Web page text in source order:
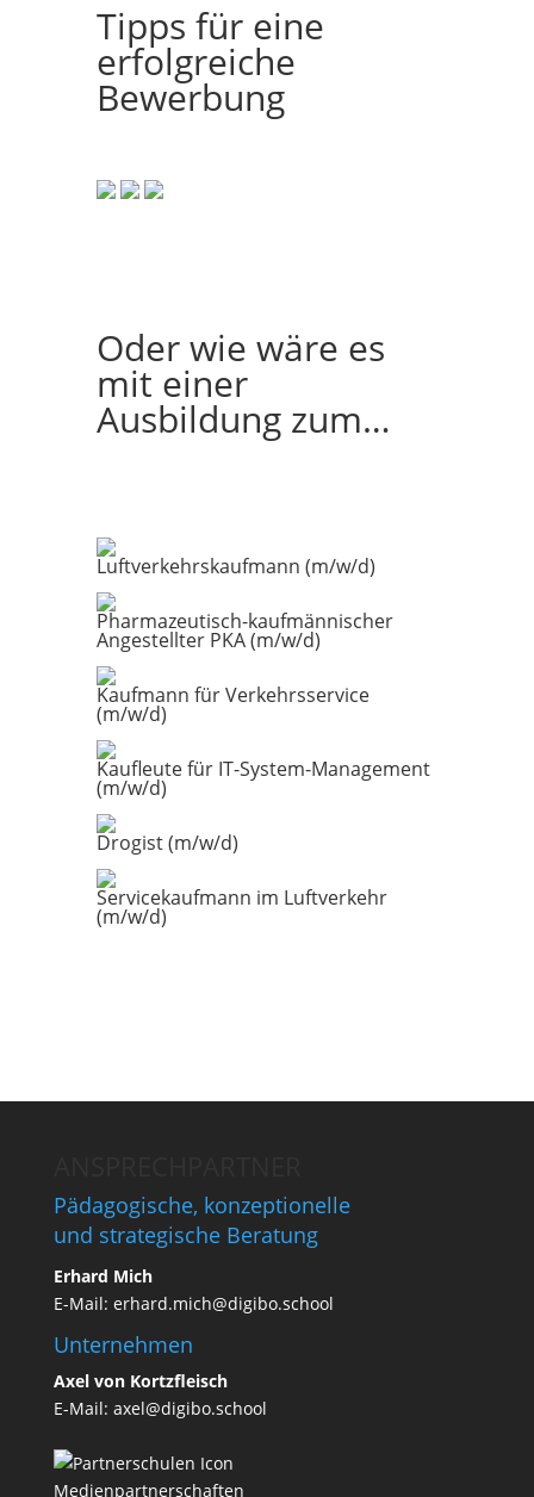
Tipps für eine
erfolgreiche
Bewerbung
Oder wie wäre es
mit einer
Ausbildung zum…
Luftverkehrskaufmann (m/w/d)
Pharmazeutisch-kaufmännischer
Angestellter PKA (m/w/d)
Kaufmann für Verkehrsservice
(m/w/d)
Kaufleute für IT-System-Management
(m/w/d)
Drogist (m/w/d)
Servicekaufmann im Luftverkehr
(m/w/d)
Pädagogische, konzeptionelle
und strategische Beratung
Erhard Mich
E-Mail: erhard.mich@digibo.school
Unternehmen
Axel von Kortzfleisch
E-Mail: axel@digibo.school
Medienpartnerschaften